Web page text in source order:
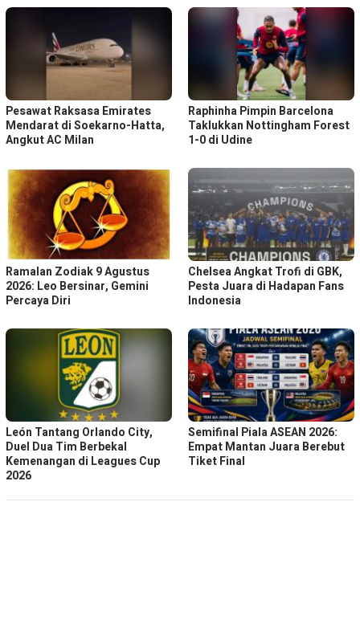
Pesawat Raksasa Emirates
Mendarat di Soekarno-Hatta,
Angkut AC Milan
Raphinha Pimpin Barcelona
Taklukkan Nottingham Forest
1-0 di Udine
Ramalan Zodiak 9 Agustus
2026: Leo Bersinar, Gemini
Percaya Diri
Chelsea Angkat Trofi di GBK,
Pesta Juara di Hadapan Fans
Indonesia
León Tantang Orlando City,
Duel Dua Tim Berbekal
Kemenangan di Leagues Cup
2026
Semifinal Piala ASEAN 2026:
Empat Mantan Juara Berebut
Tiket Final